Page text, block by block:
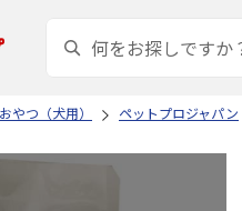
おやつ（犬用） ペットプロジャパン